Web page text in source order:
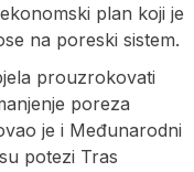
plan koji je
na poreski sistem.
prouzrokovati
poreza
je i Međunarodni
potezi Tras